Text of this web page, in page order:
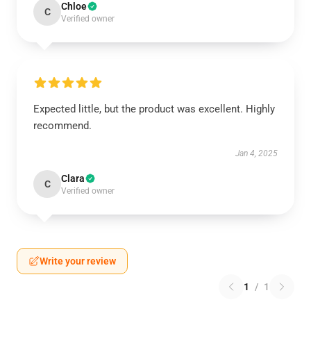
C Chloe
Verified owner
Expected little, but the product was excellent. Highly
recommend.
Jan 4, 2025
C Clara
Verified owner
Write your review
1 / 1